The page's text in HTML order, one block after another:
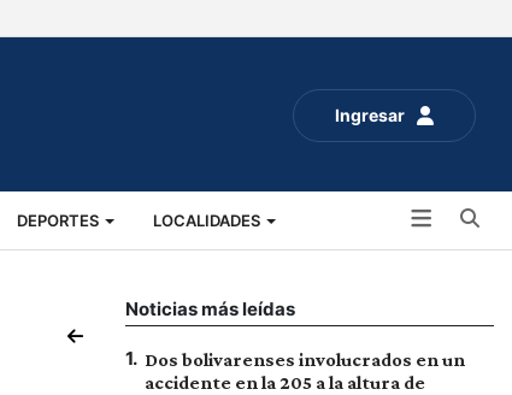
Ingresar
DEPORTES LOCALIDADES
Noticias más leídas
1. Dos bolivarenses involucrados en un
accidente en la 205 a la altura de